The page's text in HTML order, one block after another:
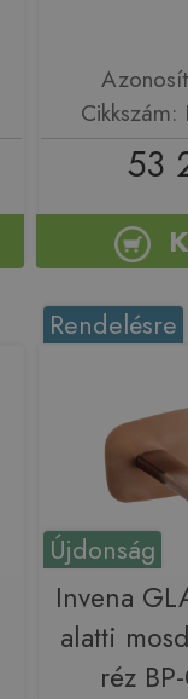
53
Újdonság
Rendelésre
Invena
alatti
réz